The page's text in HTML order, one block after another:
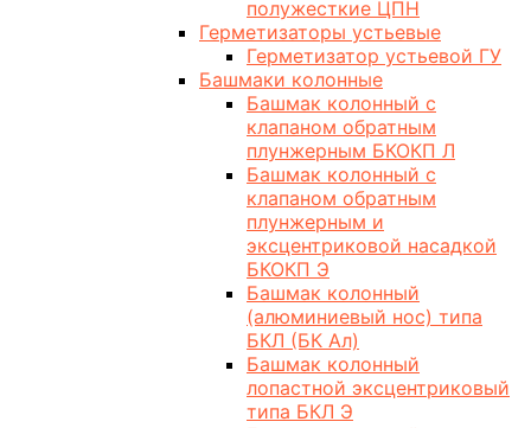
полужесткие ЦПН
Герметизаторы устьевые
Герметизатор устьевой ГУ
Башмаки колонные
Башмак колонный с
клапаном обратным
плунжерным БКОКП Л
Башмак колонный с
клапаном обратным
плунжерным и
эксцентриковой насадкой
БКОКП Э
Башмак колонный
(алюминиевый нос) типа
БКЛ (БК Ал)
Башмак колонный
лопастной эксцентриковый
типа БКЛ Э